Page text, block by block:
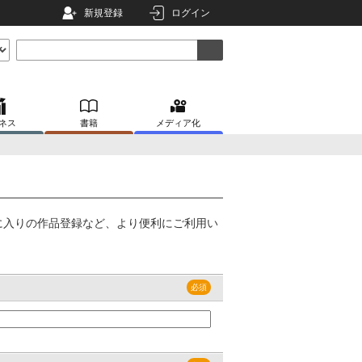
新規登録 ログイン
ス 書籍 メディア化
りの作品登録など、より便利にご利用い